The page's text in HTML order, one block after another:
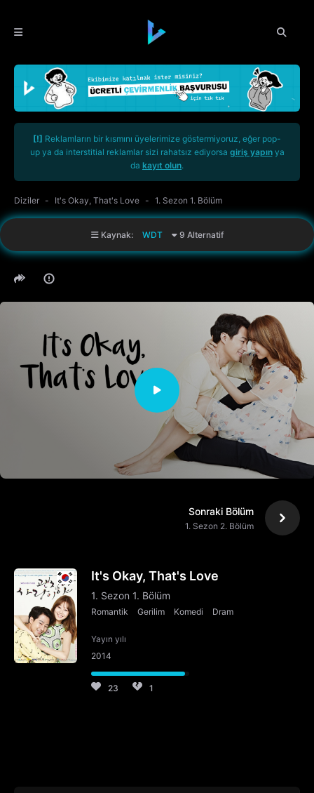
[!] Reklamların bir kısmını üyelerimize göstermiyoruz, eğer pop-
up ya da interstitial reklamlar sizi rahatsız ediyorsa giriş yapınya
da kayıt olun.
Diziler It's Okay, That's Love 1. Sezon 1. Bölüm
Kaynak: WDT 9 Alternatif
Sonraki Bölüm
1. Sezon 2. Bölüm
It's Okay, That's Love
1. Sezon 1. Bölüm
Romantik Gerilim Komedi Dram
Yayın yılı
2014
23 1